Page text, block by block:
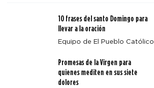
10 frases del santo Domingo para
llevar a la oración
Equipo de El Pueblo Católico
Promesas de la Virgen para
quienes mediten en sus siete
dolores